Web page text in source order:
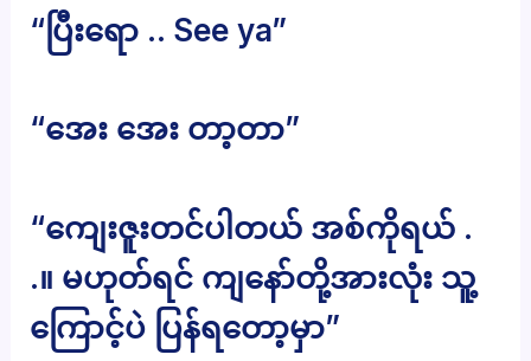
“ပြီးရော .. See ya”
“အေး အေး တာ့တာ”
“ကျေးဇူးတင်ပါတယ် အစ်ကိုရယ် .
.။ မဟုတ်ရင် ကျနော်တို့အားလုံး သူ့
ကြောင့်ပဲ ပြန်ရတော့မှာ”